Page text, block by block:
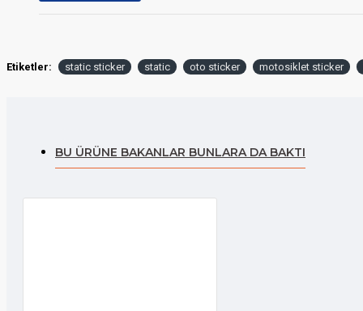
Etiketler: static sticker static oto sticker motosiklet sticker
BU ÜRÜNE BAKANLAR BUNLARA DA BAKTI